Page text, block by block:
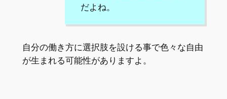
だよね。
自分の働き方に選択肢を設ける事で色々な自由
が生まれる可能性がありますよ。